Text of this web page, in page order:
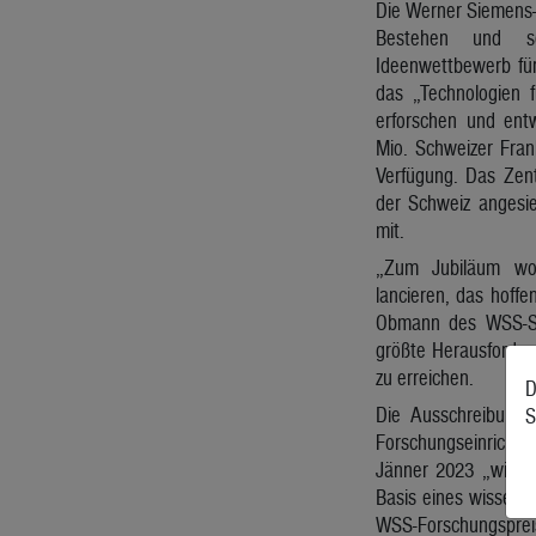
Die Werner
Bestehen und
Ideenwettbewerb
das „Technologien
erforschen und
Mio. Schweizer
Verfügung. Das
der Schweiz
mit.
„Zum Jubiläum
lancieren, das
Obmann des
größte
zu erreichen.
Die
Jänner 2023
Basis eines
WSS-